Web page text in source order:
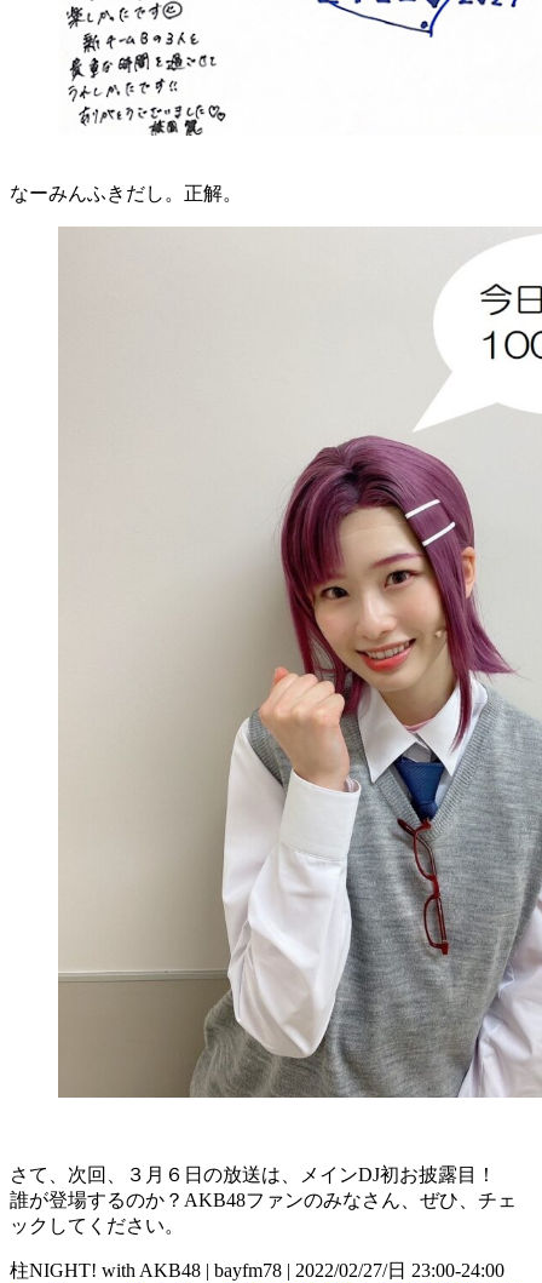
なーみんふきだし。正解。
さて、次回、３月６日の放送は、メインDJ初お披露目！
誰が登場するのか？AKB48ファンのみなさん、ぜひ、チェ
ックしてください。
柱NIGHT! with AKB48 | bayfm78 | 2022/02/27/日 23:00-24:00